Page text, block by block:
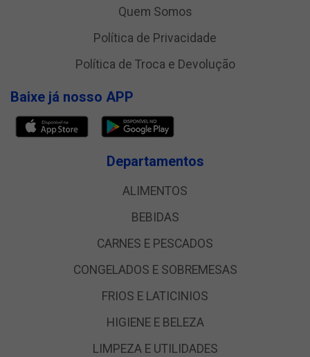
Quem Somos
Política de Privacidade
Política de Troca e Devolução
Baixe já nosso APP
Departamentos
ALIMENTOS
BEBIDAS
CARNES E PESCADOS
CONGELADOS E SOBREMESAS
FRIOS E LATICINIOS
HIGIENE E BELEZA
LIMPEZA E UTILIDADES